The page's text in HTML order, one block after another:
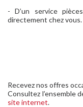
- D’un service
directement chez vous.
Recevez nos offres
Consultez l’ensemble
site internet.